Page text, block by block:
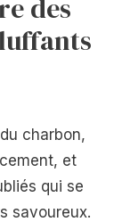
des
charbon,
et
qui se
savoureux.